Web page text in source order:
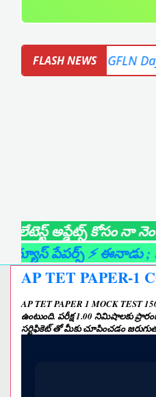
FLASH NEWS
📑 GFLN Day Wise
అప్డేట్స్ కోసం నా నెం
పేపర్స్ ⚡ ఈనాడు; సాక్షి;
AP TET PAPER-1
AP TET PAPER 1 MOCK
ఉంటుంది. పరీక్ష 1.00 నిమిషాలకు
సర్టిఫికెట్ తో మీకు చూపించడం